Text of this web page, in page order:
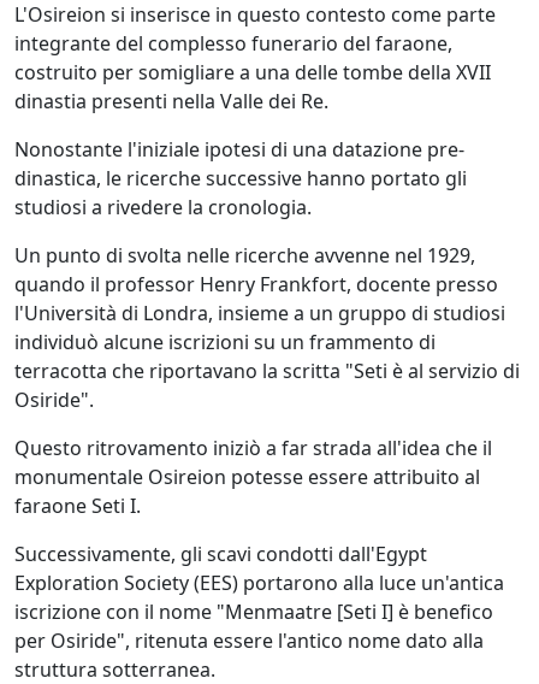
L'Osireion si inserisce in questo contesto come parte
integrante del complesso funerario del faraone,
costruito per somigliare a una delle tombe della XVII
dinastia presenti nella Valle dei Re.
Nonostante l'iniziale ipotesi di una datazione pre-
dinastica, le ricerche successive hanno portato gli
studiosi a rivedere la cronologia.
Un punto di svolta nelle ricerche avvenne nel 1929,
quando il professor Henry Frankfort, docente presso
l'Università di Londra, insieme a un gruppo di studiosi
individuò alcune iscrizioni su un frammento di
terracotta che riportavano la scritta "Seti è al servizio di
Osiride".
Questo ritrovamento iniziò a far strada all'idea che il
monumentale Osireion potesse essere attribuito al
faraone Seti I.
Successivamente, gli scavi condotti dall'Egypt
Exploration Society (EES) portarono alla luce un'antica
iscrizione con il nome "Menmaatre [Seti I] è benefico
per Osiride", ritenuta essere l'antico nome dato alla
struttura sotterranea.